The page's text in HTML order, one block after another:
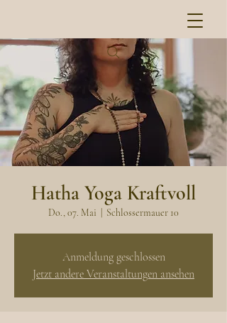
Hatha Yoga Kraftvoll
Do., 07. Mai Schlossermauer 10
Anmeldung geschlossen
Jetzt andere Veranstaltungen ansehen